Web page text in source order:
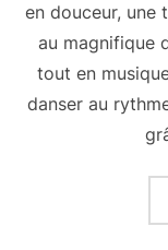
en douceur, une
au magnifique
tout en
danser au